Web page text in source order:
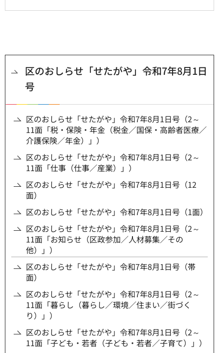
区のおしらせ「せたがや」令和7年8月1日
号
区のおしらせ「せたがや」令和7年8月1日号（2～
11面「税・保険・年金（税金／国保・高齢者医療／
介護保険／年金）」）
区のおしらせ「せたがや」令和7年8月1日号（2～
11面「仕事（仕事／産業）」）
区のおしらせ「せたがや」令和7年8月1日号（12
面）
区のおしらせ「せたがや」令和7年8月1日号（1面）
区のおしらせ「せたがや」令和7年8月1日号（2～
11面「お知らせ（区政参加／人材募集／その
他）」）
区のおしらせ「せたがや」令和7年8月1日号（帯
面）
区のおしらせ「せたがや」令和7年8月1日号（2～
11面「暮らし（暮らし／環境／住まい／街づく
り）」）
区のおしらせ「せたがや」令和7年8月1日号（2～
11面「子ども・若者（子ども・若者／子育て）」）